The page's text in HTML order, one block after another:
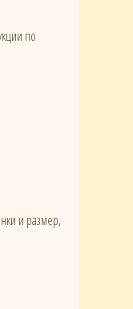
по
и размер,